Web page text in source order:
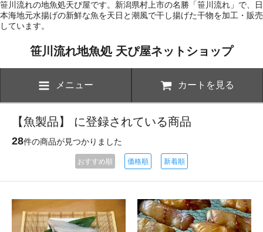
笹川流れの地魚処天ぴ屋です。新潟県村上市の名勝「笹川流れ」で、日
本海地元水揚げの新鮮な魚を天日と潮風で干し揚げた干物を加工・販売
しています。
笹川流れ地魚処 天ぴ屋ネットショップ
メニュー カートを見る
【魚製品】 に登録されている商品
28件の商品が見つかりました
おすすめ順 価格順 新着順